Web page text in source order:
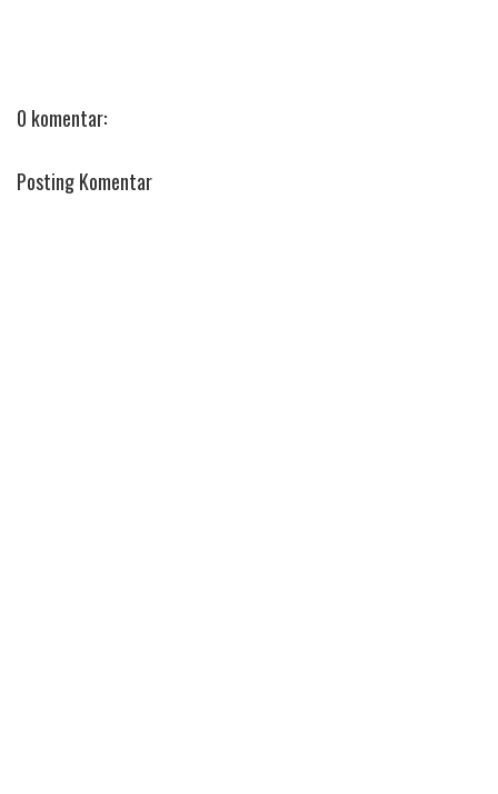
0 komentar:
Posting Komentar